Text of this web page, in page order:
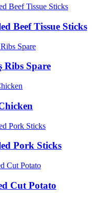
Beef Tissue Sticks
Ribs Spare
Pork Sticks
Cut Potato